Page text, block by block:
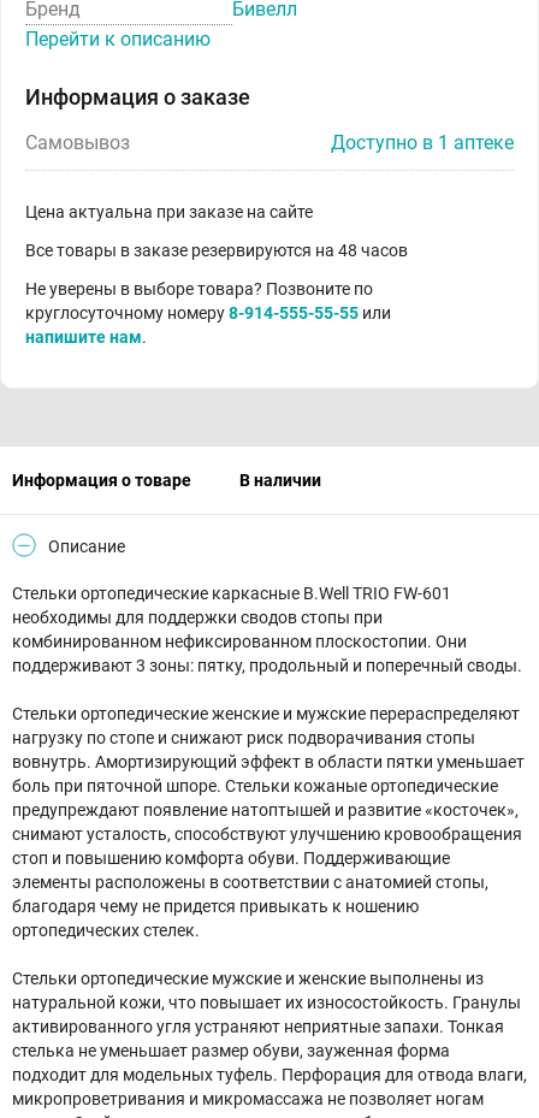
Бренд
Бивелл
Перейти к описанию
Информация о заказе
Самовывоз Доступно в 1 аптеке
Цена актуальна при заказе на сайте
Все товары в заказе резервируются на 48 часов
Не уверены в выборе товара? Позвоните по
круглосуточному номеру8-914-555-55-55 или
напишите нам.
Информация о товаре В наличии
Описание
Стельки ортопедические каркасные B.Well TRIO FW-601
необходимы для поддержки сводов стопы при
комбинированном нефиксированном плоскостопии. Они
поддерживают 3 зоны: пятку, продольный и поперечный своды.
Стельки ортопедические женские и мужские перераспределяют
нагрузку по стопе и снижают риск подворачивания стопы
вовнутрь. Амортизирующий эффект в области пятки уменьшает
боль при пяточной шпоре. Стельки кожаные ортопедические
предупреждают появление натоптышей и развитие «косточек»,
снимают усталость, способствуют улучшению кровообращения
стоп и повышению комфорта обуви. Поддерживающие
элементы расположены в соответствии с анатомией стопы,
благодаря чему не придется привыкать к ношению
ортопедических стелек.
Стельки ортопедические мужские и женские выполнены из
натуральной кожи, что повышает их износостойкость. Гранулы
активированного угля устраняют неприятные запахи. Тонкая
стелька не уменьшает размер обуви, зауженная форма
подходит для модельных туфель. Перфорация для отвода влаги,
микропроветривания и микромассажа не позволяет ногам